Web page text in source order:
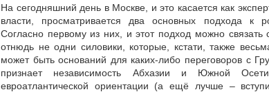
На сегодняшний день в Москве, и это касается как
власти, просматривается два основных подхода к
Согласно первому из них, и этот подход можно связать
отнюдь не одни силовики, которые, кстати, также
может быть оснований для каких-либо переговоров с
признает независимость Абхазии и Южной
евроатлантической ориентации (а ещё лучше –